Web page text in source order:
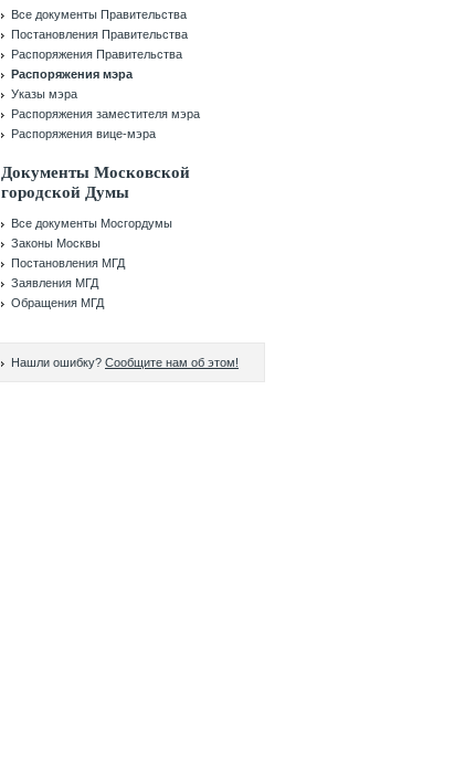
Все документы Правительства
Постановления Правительства
Распоряжения Правительства
Распоряжения мэра
Указы мэра
Распоряжения заместителя мэра
Распоряжения вице-мэра
Документы Московской
городской Думы
Все документы Мосгордумы
Законы Москвы
Постановления МГД
Заявления МГД
Обращения МГД
Нашли ошибку? Сообщите нам об этом!